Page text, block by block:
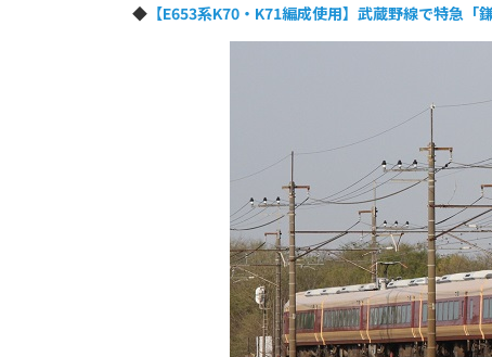
◆ 【E653系K70・K71編成使用】武蔵野線で特急